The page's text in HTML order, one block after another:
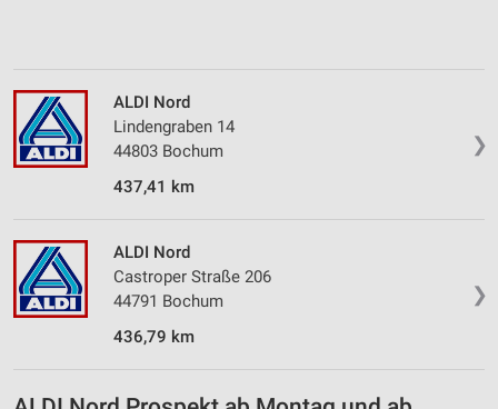
❯
ALDI Nord
Lindengraben 14
44803 Bochum
437,41 km
❯
ALDI Nord
Castroper Straße 206
44791 Bochum
436,79 km